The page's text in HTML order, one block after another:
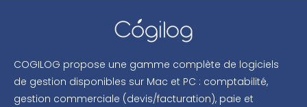
COGILOG propose une gamme complète de logiciels
de gestion disponibles sur Mac et PC : comptabilité,
gestion commerciale (devis/facturation), paie et